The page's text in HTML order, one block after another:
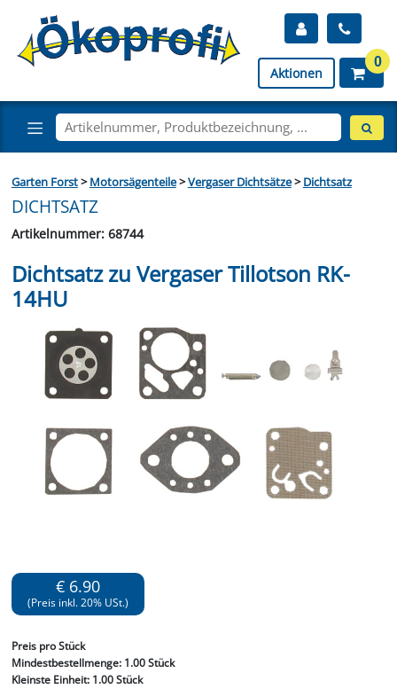
Aktionen
0
Garten Forst>Motorsägenteile>Vergaser Dichtsätze>Dichtsatz
DICHTSATZ
Artikelnummer: 68744
Dichtsatz zu Vergaser Tillotson RK-
14HU
€ 6.90
(Preis inkl. 20% USt.)
Preis pro Stück
Mindestbestellmenge: 1.00 Stück
Kleinste Einheit:1.00 Stück